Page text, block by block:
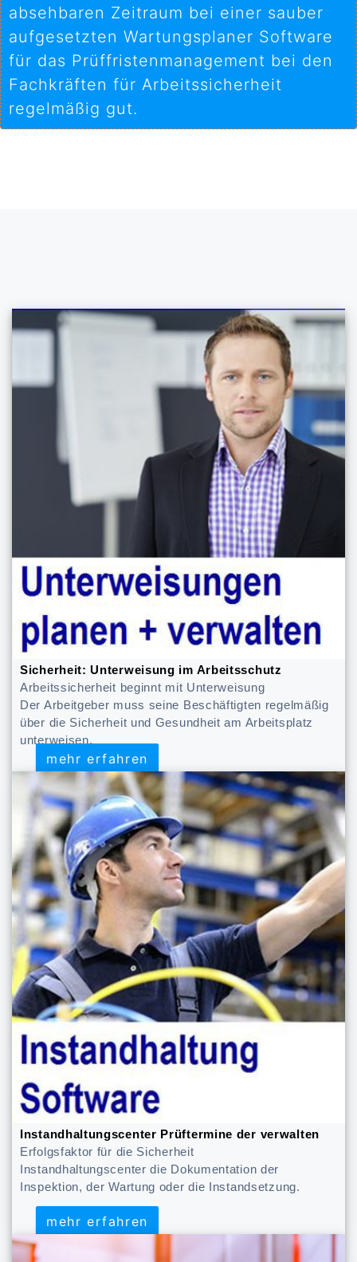
absehbaren Zeitraum bei einer sauber
aufgesetzten Wartungsplaner Software
für das Prüffristenmanagement bei den
Fachkräften für Arbeitssicherheit
regelmäßig gut.
Sicherheit: Unterweisung im Arbeitsschutz
Arbeitssicherheit beginnt mit Unterweisung
Der Arbeitgeber muss seine Beschäftigten regelmäßig
über die Sicherheit und Gesundheit am Arbeitsplatz
unterweisen.
mehr erfahren
mehr erfahren
Instandhaltungscenter Prüftermine der verwalten
Erfolgsfaktor für die Sicherheit
Instandhaltungscenter die Dokumentation der
Inspektion, der Wartung oder die Instandsetzung.
mehr erfahren
mehr erfahren